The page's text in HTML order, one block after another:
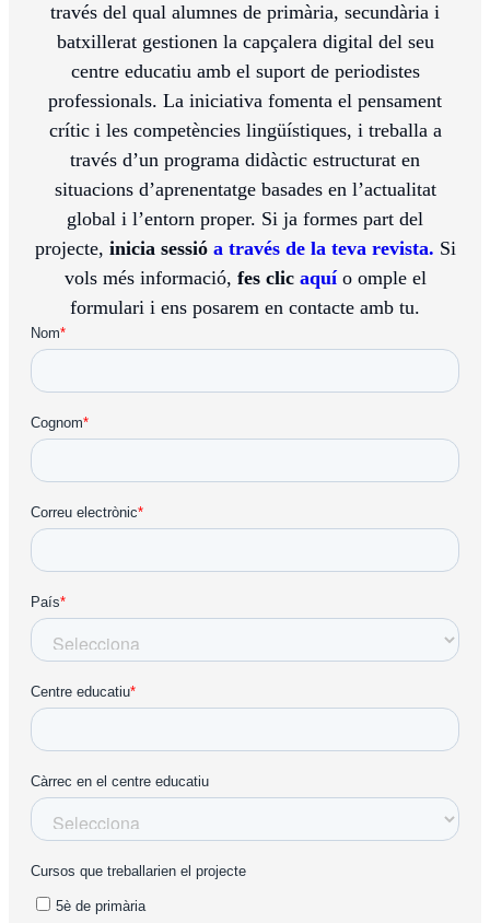
través del qual alumnes de primària, secundària i
batxillerat gestionen la capçalera digital del seu
centre educatiu amb el suport de periodistes
professionals. La iniciativa fomenta el pensament
crític i les competències lingüístiques, i treballa a
través d’un programa didàctic estructurat en
situacions d’aprenentatge basades en l’actualitat
global i l’entorn proper. Si ja formes part del
projecte, inicia sessió a través de la teva revista. Si
vols més informació, fes clic aquío omple el
formulari i ens posarem en contacte amb tu.